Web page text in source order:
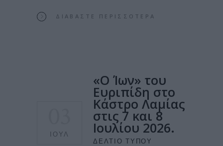
ΔΙΑΒΆΣΤΕ ΠΕΡΙΣΣΌΤΕΡΑ
ΙΟΎΛ
«Ο Ίων» του
Ευριπίδη στο
Κάστρο Λαμίας
στις 7 και 8
Ιουλίου 2026.
ΔΕΛΤΊΟ ΤΎΠΟΥ